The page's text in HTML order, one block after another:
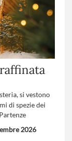
si vestono
di spezie dei
da favola,
Adige.
Partenze
2026